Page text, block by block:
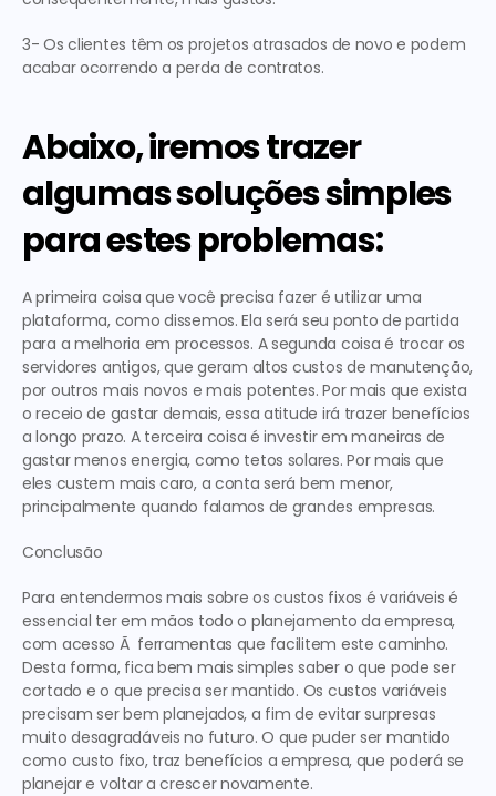
3- Os clientes têm os projetos atrasados de novo e podem
acabar ocorrendo a perda de contratos.
Abaixo, iremos trazer
algumas soluções simples
para estes problemas:
A primeira coisa que você precisa fazer é utilizar uma
plataforma, como dissemos. Ela será seu ponto de partida
para a melhoria em processos. A segunda coisa é trocar os
servidores antigos, que geram altos custos de manutenção,
por outros mais novos e mais potentes. Por mais que exista
o receio de gastar demais, essa atitude irá trazer benefícios
a longo prazo. A terceira coisa é investir em maneiras de
gastar menos energia, como tetos solares. Por mais que
eles custem mais caro, a conta será bem menor,
principalmente quando falamos de grandes empresas.
Conclusão
Para entendermos mais sobre os custos fixos é variáveis é
essencial ter em mãos todo o planejamento da empresa,
com acesso Ã  ferramentas que facilitem este caminho.
Desta forma, fica bem mais simples saber o que pode ser
cortado e o que precisa ser mantido. Os custos variáveis
precisam ser bem planejados, a fim de evitar surpresas
muito desagradáveis no futuro. O que puder ser mantido
como custo fixo, traz benefícios a empresa, que poderá se
planejar e voltar a crescer novamente.